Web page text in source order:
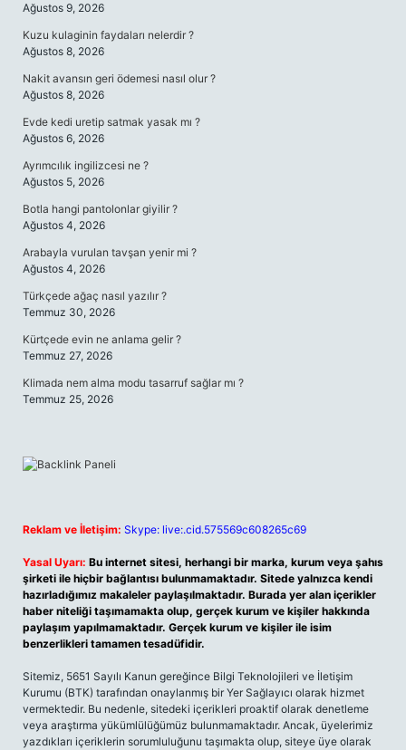
Ağustos 9, 2026
Kuzu kulaginin faydaları nelerdir ?
Ağustos 8, 2026
Nakit avansın geri ödemesi nasıl olur ?
Ağustos 8, 2026
Evde kedi uretip satmak yasak mı ?
Ağustos 6, 2026
Ayrımcılık ingilizcesi ne ?
Ağustos 5, 2026
Botla hangi pantolonlar giyilir ?
Ağustos 4, 2026
Arabayla vurulan tavşan yenir mi ?
Ağustos 4, 2026
Türkçede ağaç nasıl yazılır ?
Temmuz 30, 2026
Kürtçede evin ne anlama gelir ?
Temmuz 27, 2026
Klimada nem alma modu tasarruf sağlar mı ?
Temmuz 25, 2026
Reklam ve İletişim: Skype: live:.cid.575569c608265c69
Yasal Uyarı: Bu internet sitesi, herhangi bir marka, kurum veya şahıs
şirketi ile hiçbir bağlantısı bulunmamaktadır. Sitede yalnızca kendi
hazırladığımız makaleler paylaşılmaktadır. Burada yer alan içerikler
haber niteliği taşımamakta olup, gerçek kurum ve kişiler hakkında
paylaşım yapılmamaktadır. Gerçek kurum ve kişiler ile isim
benzerlikleri tamamen tesadüfidir.
Sitemiz, 5651 Sayılı Kanun gereğince Bilgi Teknolojileri ve İletişim
Kurumu (BTK) tarafından onaylanmış bir Yer Sağlayıcı olarak hizmet
vermektedir. Bu nedenle, sitedeki içerikleri proaktif olarak denetleme
veya araştırma yükümlülüğümüz bulunmamaktadır. Ancak, üyelerimiz
yazdıkları içeriklerin sorumluluğunu taşımakta olup, siteye üye olarak